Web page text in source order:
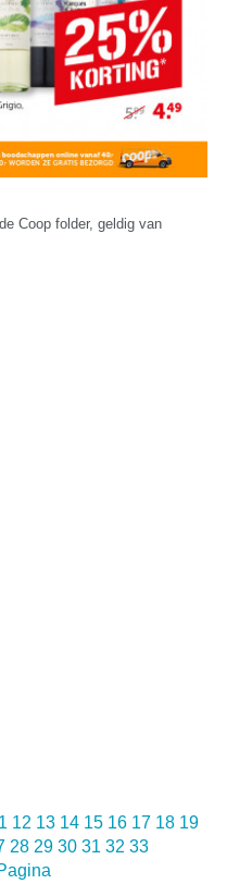
Coop folder, geldig van
12 13 14 15 16 17 18 19
28 29 30 31 32 33